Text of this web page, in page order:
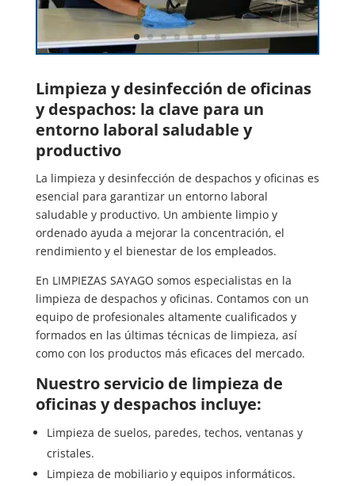
Limpieza y desinfección de oficinas
y despachos: la clave para un
entorno laboral saludable y
productivo
La limpieza y desinfección de despachos y oficinas es
esencial para garantizar un entorno laboral
saludable y productivo. Un ambiente limpio y
ordenado ayuda a mejorar la concentración, el
rendimiento y el bienestar de los empleados.
En LIMPIEZAS SAYAGO somos especialistas en la
limpieza de despachos y oficinas. Contamos con un
equipo de profesionales altamente cualificados y
formados en las últimas técnicas de limpieza, así
como con los productos más eficaces del mercado.
Nuestro servicio de limpieza de
oficinas y despachos incluye:
Limpieza de suelos, paredes, techos, ventanas y
cristales.
Limpieza de mobiliario y equipos informáticos.